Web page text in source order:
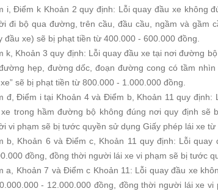
i, Điểm k Khoản 2 quy định: Lỗi quay đầu xe không
đi bộ qua đường, trên cầu, đầu cầu, ngầm và
đầu xe) sẽ bị phạt tiền từ 400.000 - 600.000 đồng.
k, Khoản 3 quy định: Lỗi quay đầu xe tại nơi đường
hẹp, đường dốc, đoạn đường cong có tầm
sẽ bị phạt tiền từ 800.000 - 1.000.000 đồng.
đ, Điểm i tại Khoản 4 và Điểm b, Khoản 11 quy
trong hầm đường bộ không đúng nơi quy định sẽ
vi phạm sẽ bị tước quyền sử dụng Giấy phép lái xe từ
b, Khoản 6 và Điểm c, Khoản 11 quy định: Lỗi
đồng, đồng thời người lái xe vi phạm sẽ bị tước
a, Khoản 7 và Điểm c Khoản 11: Lỗi quay đầu xe
- 12.000.000 đồng, đồng thời người lái xe